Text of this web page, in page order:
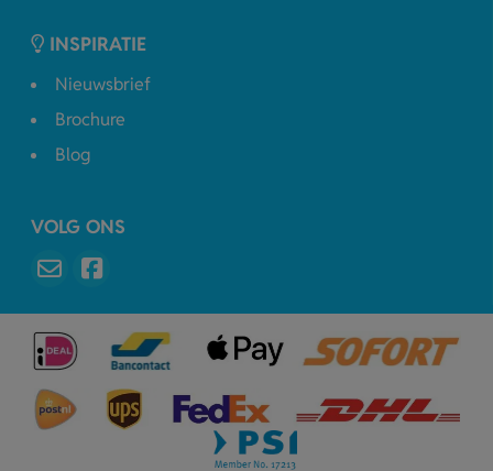
INSPIRATIE
Nieuwsbrief
Brochure
Blog
VOLG ONS